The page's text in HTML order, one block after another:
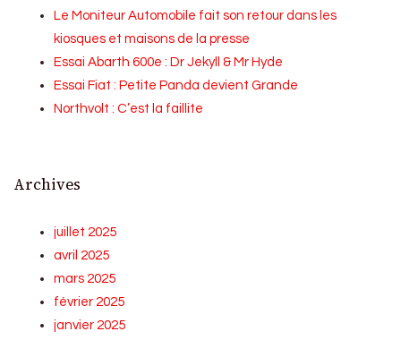
Le Moniteur Automobile fait son retour dans les
kiosques et maisons de la presse
Essai Abarth 600e : Dr Jekyll & Mr Hyde
Essai Fiat : Petite Panda devient Grande
Northvolt : C’est la faillite
Archives
juillet 2025
avril 2025
mars 2025
février 2025
janvier 2025